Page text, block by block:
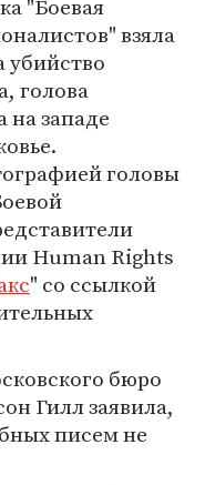
"Боевая
взяла
убийство
голова
на западе
головы
Human Rights
" со ссылкой
бюро
Гилл заявила,
писем не